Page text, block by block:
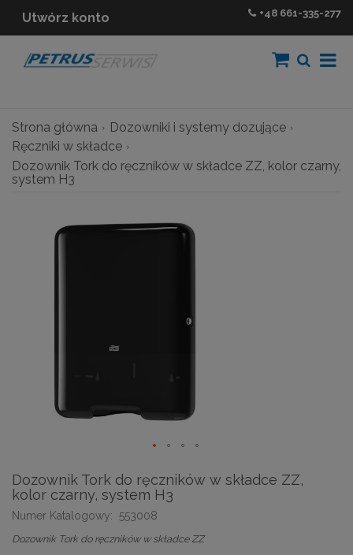
Utwórz konto +48 661-335-277
Strona główna
Dozowniki i systemy dozujące
Ręczniki w składce
Dozownik Tork do ręczników w składce ZZ, kolor czarny,
system H3
Dozownik Tork do ręczników w składce ZZ,
kolor czarny, system H3
Numer Katalogowy: 553008
Dozownik Tork do ręczników w składce ZZ